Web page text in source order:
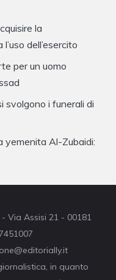
la
dell’esercito
per un uomo
svolgono i funerali di
yemenita Al-Zubaidi:
Via Assisi 21 - 00181
in quanto